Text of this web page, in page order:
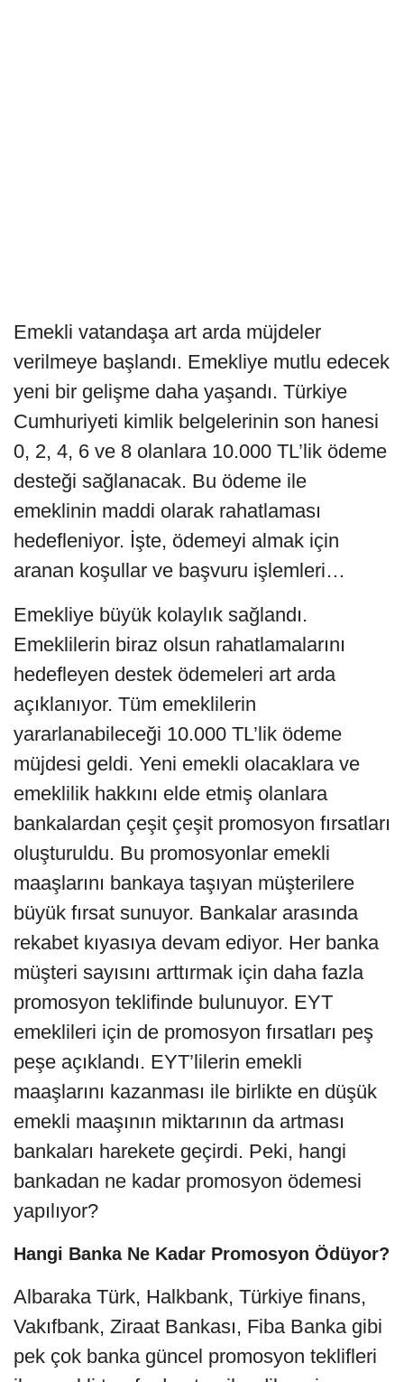
Emekli vatandaşa art arda müjdeler
verilmeye başlandı. Emekliye mutlu edecek
yeni bir gelişme daha yaşandı. Türkiye
Cumhuriyeti kimlik belgelerinin son hanesi
0, 2, 4, 6 ve 8 olanlara 10.000 TL’lik ödeme
desteği sağlanacak. Bu ödeme ile
emeklinin maddi olarak rahatlaması
hedefleniyor. İşte, ödemeyi almak için
aranan koşullar ve başvuru işlemleri…
Emekliye büyük kolaylık sağlandı.
Emeklilerin biraz olsun rahatlamalarını
hedefleyen destek ödemeleri art arda
açıklanıyor. Tüm emeklilerin
yararlanabileceği 10.000 TL’lik ödeme
müjdesi geldi. Yeni emekli olacaklara ve
emeklilik hakkını elde etmiş olanlara
bankalardan çeşit çeşit promosyon fırsatları
oluşturuldu. Bu promosyonlar emekli
maaşlarını bankaya taşıyan müşterilere
büyük fırsat sunuyor. Bankalar arasında
rekabet kıyasıya devam ediyor. Her banka
müşteri sayısını arttırmak için daha fazla
promosyon teklifinde bulunuyor. EYT
emeklileri için de promosyon fırsatları peş
peşe açıklandı. EYT’lilerin emekli
maaşlarını kazanması ile birlikte en düşük
emekli maaşının miktarının da artması
bankaları harekete geçirdi. Peki, hangi
bankadan ne kadar promosyon ödemesi
yapılıyor?
Hangi Banka Ne Kadar Promosyon Ödüyor?
Albaraka Türk, Halkbank, Türkiye finans,
Vakıfbank, Ziraat Bankası, Fiba Banka gibi
pek çok banka güncel promosyon teklifleri